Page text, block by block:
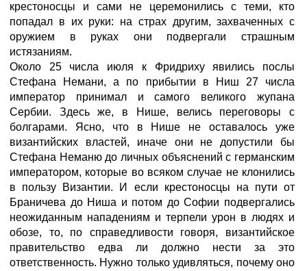
крестоносцы и сами не церемонились с теми, кто
попадал в их руки: на страх другим, захваченных с
оружием в руках они подвергали страшным
истязаниям.
Около 25 числа июля к Фридриху явились послы
Стефана Немани, а по прибытии в Ниш 27 числа
император принимал и самого великого жупана
Сербии. Здесь же, в Нише, велись переговоры с
болгарами. Ясно, что в Нише не оставалось уже
византийских властей, иначе они не допустили бы
Стефана Неманю до личных объяснений с германским
императором, которые во всяком случае не клонились
в пользу Византии. И если крестоносцы на пути от
Браничева до Ниша и потом до Софии подвергались
неожиданным нападениям и терпели урон в людях и
обозе, то, по справедливости говоря, византийское
правительство едва ли должно нести за это
ответственность. Нужно только удивляться, почему оно